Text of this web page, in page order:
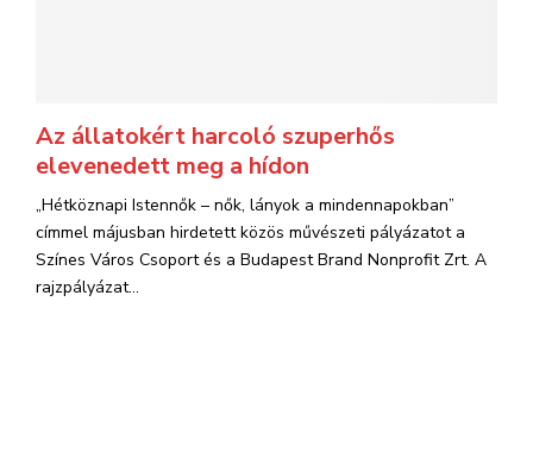
Az állatokért harcoló szuperhős
elevenedett meg a hídon
„Hétköznapi Istennők – nők, lányok a mindennapokban”
címmel májusban hirdetett közös művészeti pályázatot a
Színes Város Csoport és a Budapest Brand Nonprofit Zrt. A
rajzpályázat...